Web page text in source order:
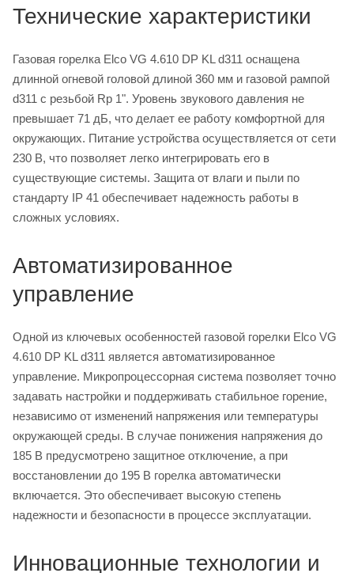
Технические характеристики
Газовая горелка Elco VG 4.610 DP KL d311 оснащена
длинной огневой головой длиной 360 мм и газовой рампой
d311 с резьбой Rp 1". Уровень звукового давления не
превышает 71 дБ, что делает ее работу комфортной для
окружающих. Питание устройства осуществляется от сети
230 В, что позволяет легко интегрировать его в
существующие системы. Защита от влаги и пыли по
стандарту IP 41 обеспечивает надежность работы в
сложных условиях.
Автоматизированное
управление
Одной из ключевых особенностей газовой горелки Elco VG
4.610 DP KL d311 является автоматизированное
управление. Микропроцессорная система позволяет точно
задавать настройки и поддерживать стабильное горение,
независимо от изменений напряжения или температуры
окружающей среды. В случае понижения напряжения до
185 В предусмотрено защитное отключение, а при
восстановлении до 195 В горелка автоматически
включается. Это обеспечивает высокую степень
надежности и безопасности в процессе эксплуатации.
Инновационные технологии и